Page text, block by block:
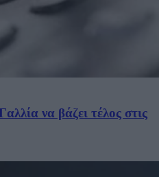
να βάζει τέλος στις